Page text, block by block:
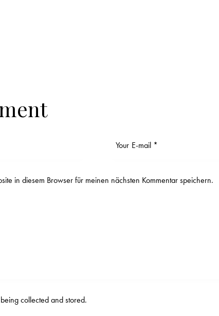
in diesem Browser für meinen nächsten Kommentar speichern.
beingcollected and stored.